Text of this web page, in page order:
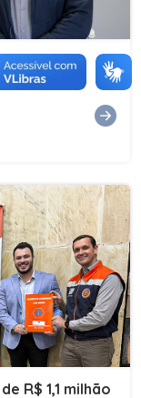
do
R$ 1,1 milhão